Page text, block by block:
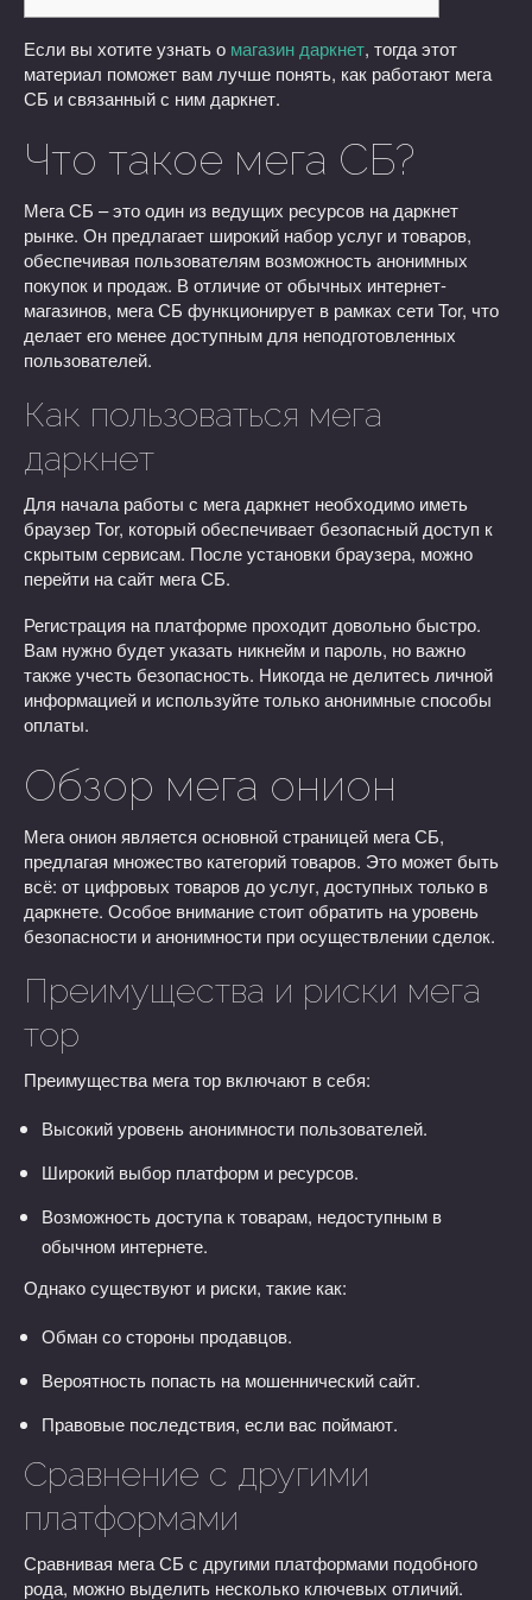
Если вы хотите узнать о магазин даркнет, тогда этот
материал поможет вам лучше понять, как работают мега
СБ и связанный с ним даркнет.
Что такое мега СБ?
Мега СБ – это один из ведущих ресурсов на даркнет
рынке. Он предлагает широкий набор услуг и товаров,
обеспечивая пользователям возможность анонимных
покупок и продаж. В отличие от обычных интернет-
магазинов, мега СБ функционирует в рамках сети Tor, что
делает его менее доступным для неподготовленных
пользователей.
Как пользоваться мега
даркнет
Для начала работы с мега даркнет необходимо иметь
браузер Tor, который обеспечивает безопасный доступ к
скрытым сервисам. После установки браузера, можно
перейти на сайт мега СБ.
Регистрация на платформе проходит довольно быстро.
Вам нужно будет указать никнейм и пароль, но важно
также учесть безопасность. Никогда не делитесь личной
информацией и используйте только анонимные способы
оплаты.
Обзор мега онион
Мега онион является основной страницей мега СБ,
предлагая множество категорий товаров. Это может быть
всё: от цифровых товаров до услуг, доступных только в
даркнете. Особое внимание стоит обратить на уровень
безопасности и анонимности при осуществлении сделок.
Преимущества и риски мега
тор
Преимущества мега тор включают в себя:
Высокий уровень анонимности пользователей.
Широкий выбор платформ и ресурсов.
Возможность доступа к товарам, недоступным в
обычном интернете.
Однако существуют и риски, такие как:
Обман со стороны продавцов.
Вероятность попасть на мошеннический сайт.
Правовые последствия, если вас поймают.
Сравнение с другими
платформами
Сравнивая мега СБ с другими платформами подобного
рода, можно выделить несколько ключевых отличий.